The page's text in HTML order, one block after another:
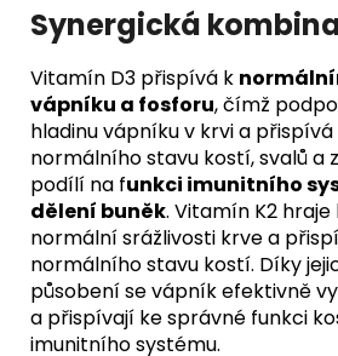
Synergická
Vitamín D3 přispívá k
vápníku a fosforu, čímž
hladinu vápníku v krvi a
normálního stavu kostí, svalů a
podílí na funkci imunitního
dělení buněk. Vitamín K2
normální srážlivosti krve a
normálního stavu kostí. Díky
působení se vápník efektivně
a přispívají ke správné funkci
imunitního systému.